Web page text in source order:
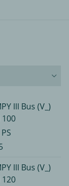
III Bus (V_)
100
III Bus (V_)
120